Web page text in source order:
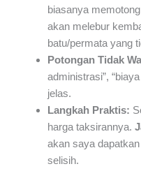
biasanya
akan melebur
batu/permata yang
Potongan Tidak
administrasi”,
jelas.
Langkah Praktis:
harga taksirannya.
akan saya
selisih.